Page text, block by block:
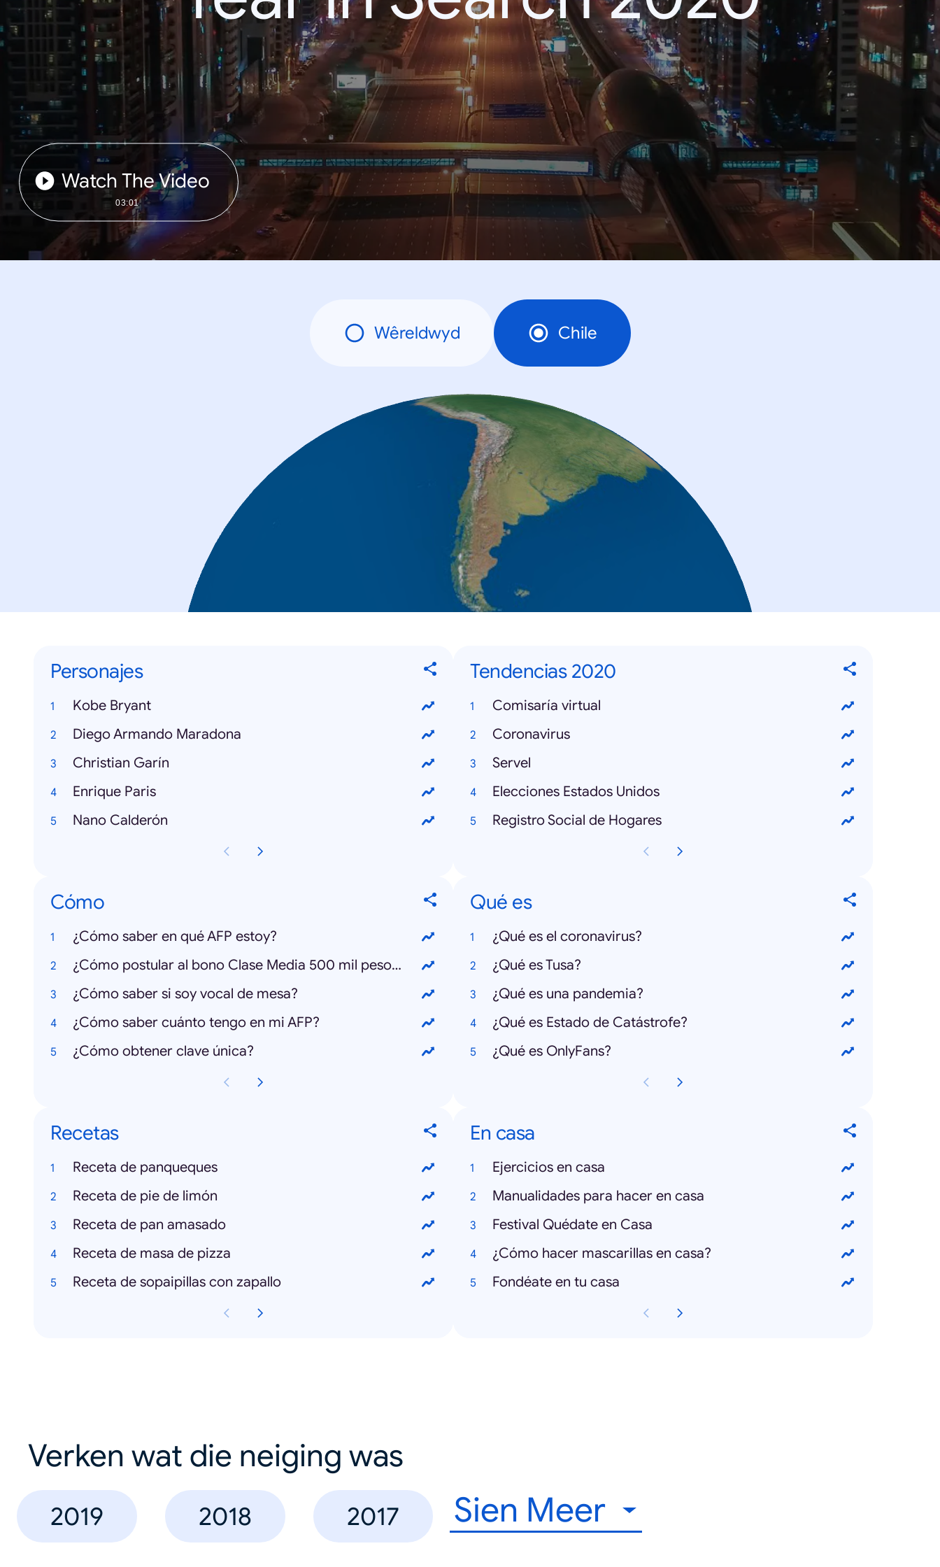
Watch The Video
03:01
Wêreldwyd Chile
Personajes
Kobe Bryant
Diego Armando Maradona
Christian Garín
Enrique Paris
Nano Calderón
Tendencias 2020
Comisaría virtual
Coronavirus
Servel
Elecciones Estados Unidos
Registro Social de Hogares
Cómo
¿Cómo saber en qué AFP estoy?
¿Cómo postular al bono Clase Media 500 mil pesos?
¿Cómo saber si soy vocal de mesa?
¿Cómo saber cuánto tengo en mi AFP?
¿Cómo obtener clave única?
Qué es
¿Qué es el coronavirus?
¿Qué es Tusa?
¿Qué es una pandemia?
¿Qué es Estado de Catástrofe?
¿Qué es OnlyFans?
Recetas
Receta de panqueques
Receta de pie de limón
Receta de pan amasado
Receta de masa de pizza
Receta de sopaipillas con zapallo
En casa
Ejercicios en casa
Manualidades para hacer en casa
Festival Quédate en Casa
¿Cómo hacer mascarillas en casa?
Fondéate en tu casa
Verken wat die neiging was
2019 2018 2017 Sien Meer